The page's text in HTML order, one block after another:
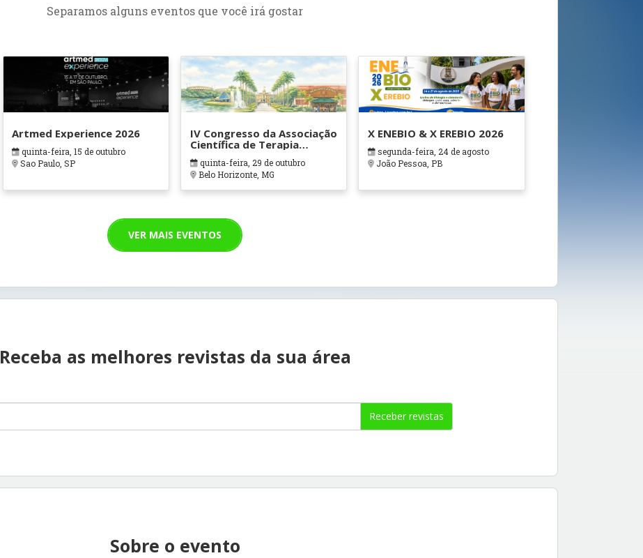
Separamos alguns eventos que você irá gostar
Artmed Experience 2026
quinta-feira, 15 de outubro
Sao Paulo, SP
IV Congresso da Associação
Científica de Terapia
Ocupacional em Contextos
Hospitalares e Cuidados
Paliativos - ATOHOSP
quinta-feira, 29 de outubro
Belo Horizonte, MG
X ENEBIO & X EREBIO 2026
segunda-feira, 24 de agosto
João Pessoa, PB
VER MAIS EVENTOS
Receba as melhores revistas da sua área
Receber revistas
Sobre o evento